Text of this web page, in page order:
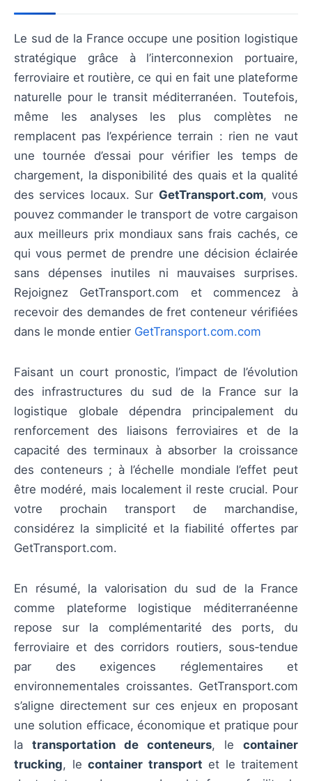
Le sud de la France occupe une position logistique
stratégique grâce à l’interconnexion portuaire,
ferroviaire et routière, ce qui en fait une plateforme
naturelle pour le transit méditerranéen. Toutefois,
même les analyses les plus complètes ne
remplacent pas l’expérience terrain : rien ne vaut
une tournée d’essai pour vérifier les temps de
chargement, la disponibilité des quais et la qualité
des services locaux. Sur GetTransport.com, vous
pouvez commander le transport de votre cargaison
aux meilleurs prix mondiaux sans frais cachés, ce
qui vous permet de prendre une décision éclairée
sans dépenses inutiles ni mauvaises surprises.
Rejoignez GetTransport.com et commencez à
recevoir des demandes de fret conteneur vérifiées
dans le monde entier GetTransport.com.com
Faisant un court pronostic, l’impact de l’évolution
des infrastructures du sud de la France sur la
logistique globale dépendra principalement du
renforcement des liaisons ferroviaires et de la
capacité des terminaux à absorber la croissance
des conteneurs ; à l’échelle mondiale l’effet peut
être modéré, mais localement il reste crucial. Pour
votre prochain transport de marchandise,
considérez la simplicité et la fiabilité offertes par
GetTransport.com.
En résumé, la valorisation du sud de la France
comme plateforme logistique méditerranéenne
repose sur la complémentarité des ports, du
ferroviaire et des corridors routiers, sous‑tendue
par des exigences réglementaires et
environnementales croissantes. GetTransport.com
s’aligne directement sur ces enjeux en proposant
une solution efficace, économique et pratique pour
la transportation de conteneurs, le container
trucking, le container transport et le traitement